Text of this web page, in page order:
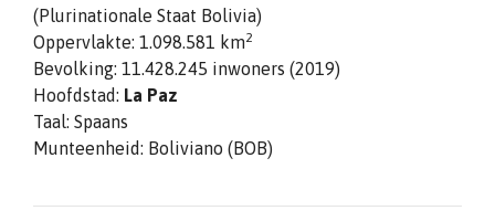
(Plurinationale Staat Bolivia)
Oppervlakte: 1.098.581 km2
Bevolking: 11.428.245 inwoners (2019)
Hoofdstad: La Paz
Taal: Spaans
Munteenheid: Boliviano (BOB)